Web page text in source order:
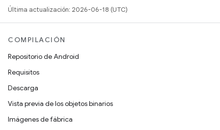
Última actualización: 2026-06-18 (UTC)
COMPILACIÓN
Repositorio de Android
Requisitos
Descarga
Vista previa de los objetos binarios
Imágenes de fábrica